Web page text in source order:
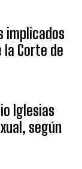
implicados
Corte de
Iglesias
según